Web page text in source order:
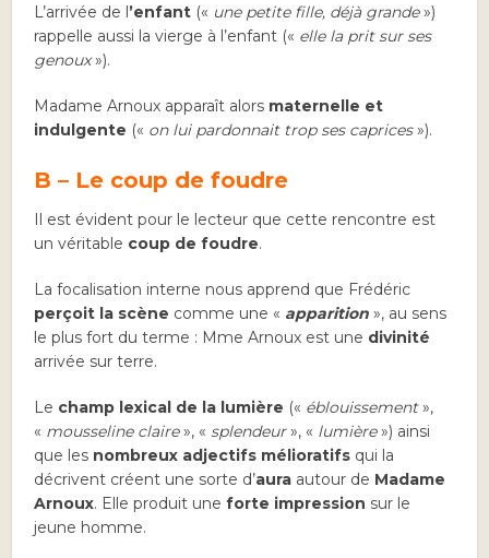
L’arrivée de l’enfant (« une petite fille, déjà grande»)
rappelle aussi la vierge à l’enfant (« elle la prit sur ses
genoux»).
Madame Arnoux apparaît alors maternelle et
indulgente (« on lui pardonnait trop ses caprices»).
B – Le coup de foudre
Il est évident pour le lecteur que cette rencontre est
un véritable coup de foudre.
La focalisation interne nous apprend que Frédéric
perçoit la scène comme une « apparition », au sens
le plus fort du terme : Mme Arnoux est une divinité
arrivée sur terre.
Le champ lexical de la lumière (« éblouissement»,
« mousseline claire», « splendeur», « lumière») ainsi
que les nombreux adjectifs mélioratifs qui la
décrivent créent une sorte d’aura autour de Madame
Arnoux. Elle produit uneforte impression sur le
jeune homme.